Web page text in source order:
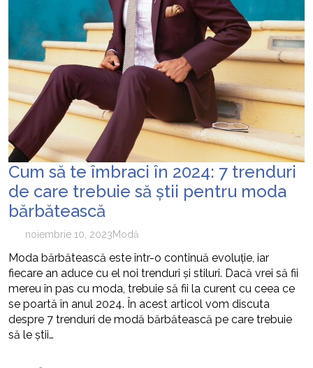
Cum să te îmbraci în 2024: 7 trenduri
de care trebuie să știi pentru moda
bărbătească
noiembrie 10, 2023Modă
Moda bărbătească este într-o continuă evoluție, iar
fiecare an aduce cu el noi trenduri și stiluri. Dacă vrei să fii
mereu în pas cu moda, trebuie să fii la curent cu ceea ce
se poartă în anul 2024. În acest articol vom discuta
despre 7 trenduri de modă bărbătească pe care trebuie
să le știi…